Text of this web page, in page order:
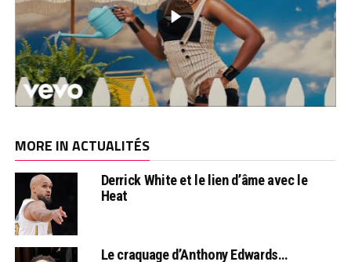
MORE IN ACTUALITÉS
Derrick White et le lien d’âme avec le
Heat
Le craquage d’Anthony Edwards…